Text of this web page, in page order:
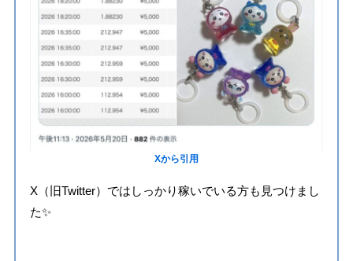
Xから引用
X（旧Twitter）ではしっかり稼いでいる方も見つけまし
た✨